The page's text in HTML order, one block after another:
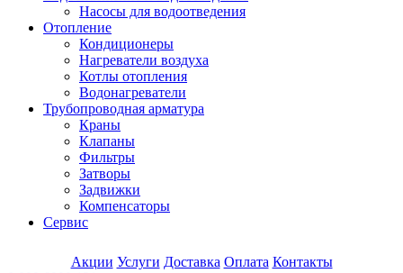
Насосы для водоотведения
Отопление
Кондиционеры
Нагреватели воздуха
Котлы отопления
Водонагреватели
Трубопроводная арматура
Краны
Клапаны
Фильтры
Затворы
Задвижки
Компенсаторы
Сервис
Акции Услуги Доставка Оплата Контакты